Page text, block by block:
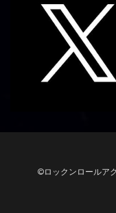
©ロックンロールア